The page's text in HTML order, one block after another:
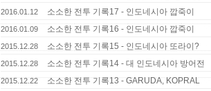
2016.01.12 소소한 전투 기록17 - 인도네시아 깝죽이
2016.01.09 소소한 전투 기록16 - 인도네시아 깝죽이
2015.12.28 소소한 전투 기록15 - 인도네시아 또라이?
2015.12.28 소소한 전투 기록14 - 대 인도네시아 방어전
2015.12.22 소소한 전투 기록13 - GARUDA, KOPRAL